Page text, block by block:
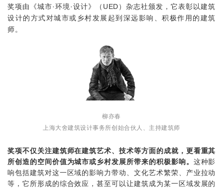
奖项由《城市·环境·设计》（UED）杂志社颁发，它表彰以建筑
设计的方式对城市或乡村发展起到深远影响、积极作用的建筑
师。
柳亦春
上海大舍建筑设计事务所创始合伙人、主持建筑师
奖项不仅关注建筑师在建筑艺术、技术等方面的成就，更看重其
所创造的空间价值为城市或乡村发展所带来的积极影响。 这种影
响包括建筑对这一区域的影响力带动、文化艺术繁荣、产业拉动
等，它所形成的综合效应，甚至可以让建筑成为某一区域发展的